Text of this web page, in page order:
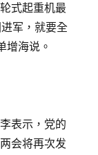
式起重机最
军，就要全
增海说。
表示，党的
会将再次发